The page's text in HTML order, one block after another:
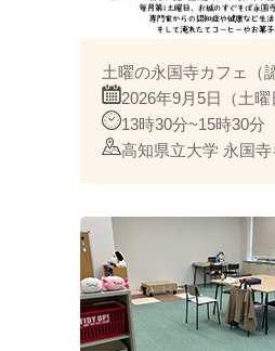
土曜の永国寺カフェ（
2026年9月5日（土曜
13時30分~15時30分​
高知県立大学 永国